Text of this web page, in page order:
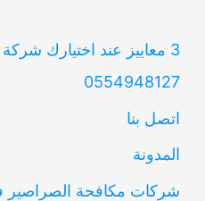
3 معاييز عند اختيارك
0554948127
اتصل بنا
المدونة
شركات مكافحة الصراصير